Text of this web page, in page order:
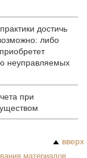
достичь
либо
неуправляемых
при
вверх
материалов